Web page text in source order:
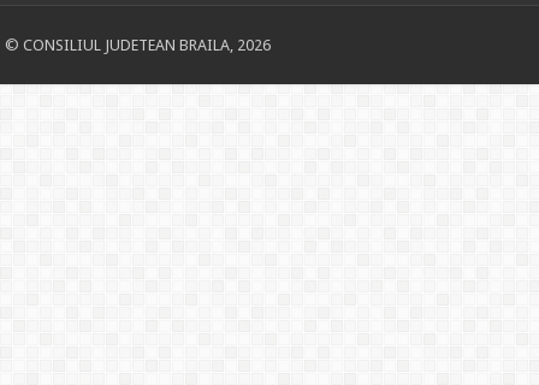
© CONSILIUL JUDETEAN BRAILA, 2026